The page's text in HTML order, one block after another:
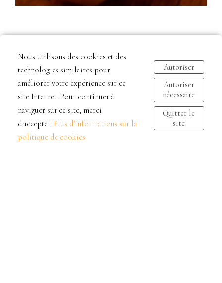
Une séance photo pour mon entreprise ? C’est
20 décembre 2024
Pourquoi ce prix ? Engager un photographe pour une
séance branding, ce n’est pas simplemen...
Nous utilisons des cookies et des
technologies similaires pour
améliorer votre expérience sur ce
site Internet. Pour continuer à
naviguer sur ce site, merci
d'accepter. Plus d'informations sur la
politique de cookies
Autoriser
Autoriser
nécessaire
Quitter le
site